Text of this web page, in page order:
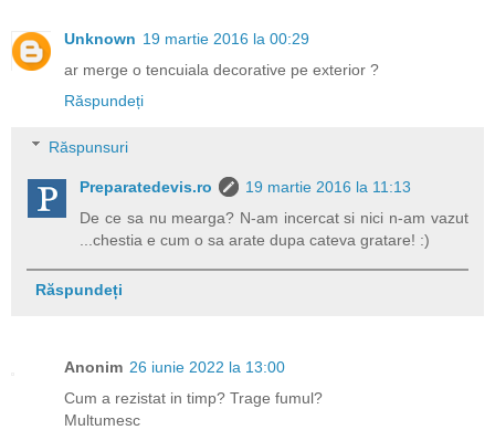
Unknown 19 martie 2016 la 00:29
ar merge o tencuiala decorative pe exterior ?
Răspundeți
Răspunsuri
Preparatedevis.ro
19 martie 2016 la 11:13
De ce sa nu mearga? N-am incercat si nici n-am vazut
...chestia e cum o sa arate dupa cateva gratare! :)
Răspundeți
Anonim 26 iunie 2022 la 13:00
Cum a rezistat in timp? Trage fumul?
Multumesc